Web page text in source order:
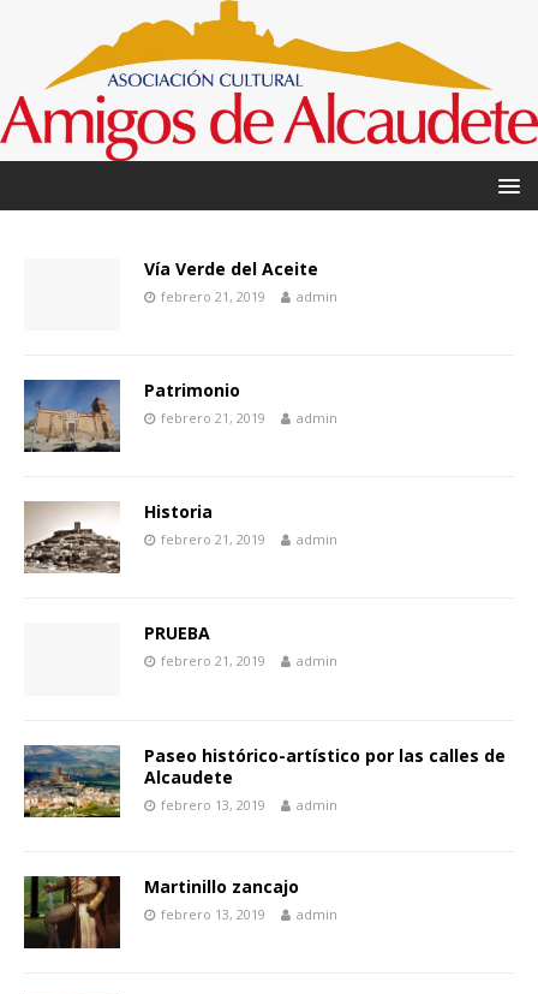
Vía Verde del Aceite
febrero 21, 2019 admin
Patrimonio
febrero 21, 2019 admin
Historia
febrero 21, 2019 admin
PRUEBA
febrero 21, 2019 admin
Paseo histórico-artístico por las calles de
Alcaudete
febrero 13, 2019 admin
Martinillo zancajo
febrero 13, 2019 admin